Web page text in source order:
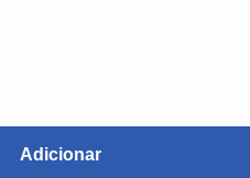
Adicionar